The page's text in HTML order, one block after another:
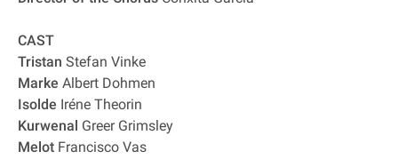
CAST
Tristan Stefan Vinke
Marke Albert Dohmen
Isolde Iréne Theorin
Kurwenal Greer Grimsley
Melot Francisco Vas